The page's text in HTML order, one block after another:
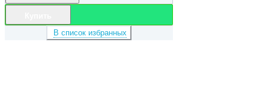
В список избранных